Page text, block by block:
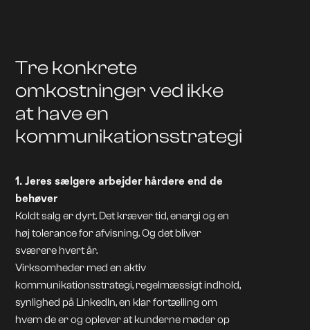
Tre konkrete
omkostninger ved ikke
at have en
kommunikationsstrategi
1. Jeres sælgere arbejder hårdere end de
behøver
Koldt salg er dyrt. Det kræver tid, energi og en
høj tolerance for afvisning. Og det bliver
sværere hvert år.
Virksomheder med en aktiv
kommunikationsstrategi, regelmæssigt indhold,
synlighed på LinkedIn, en klar fortælling om
hvem de er og oplever at kunderne møder op